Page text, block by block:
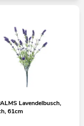
Lavendelbusch,
61cm